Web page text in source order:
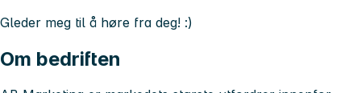
Gleder meg til å høre fra deg! :)
Om bedriften